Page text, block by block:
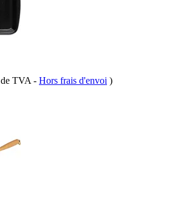
TVA - Hors frais d'envoi )